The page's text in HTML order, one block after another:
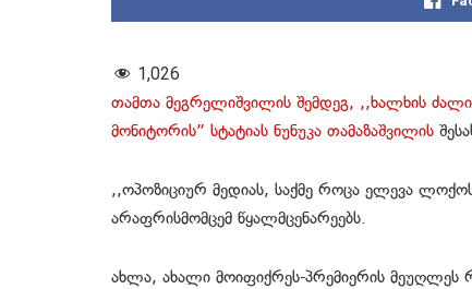
1,026
თამთა მეგრელიშვილის შემდეგ, ,,ხალხის
მონიტორის” სტატიას ნუნუკა თამაზაშვილის
,,ოპოზიციურ მედიას, საქმე როცა ელევა
არაფრისმომცემ წყალმცენარეებს.
ახლა, ახალი მოიფიქრეს-პრემიერის მეუღლეს